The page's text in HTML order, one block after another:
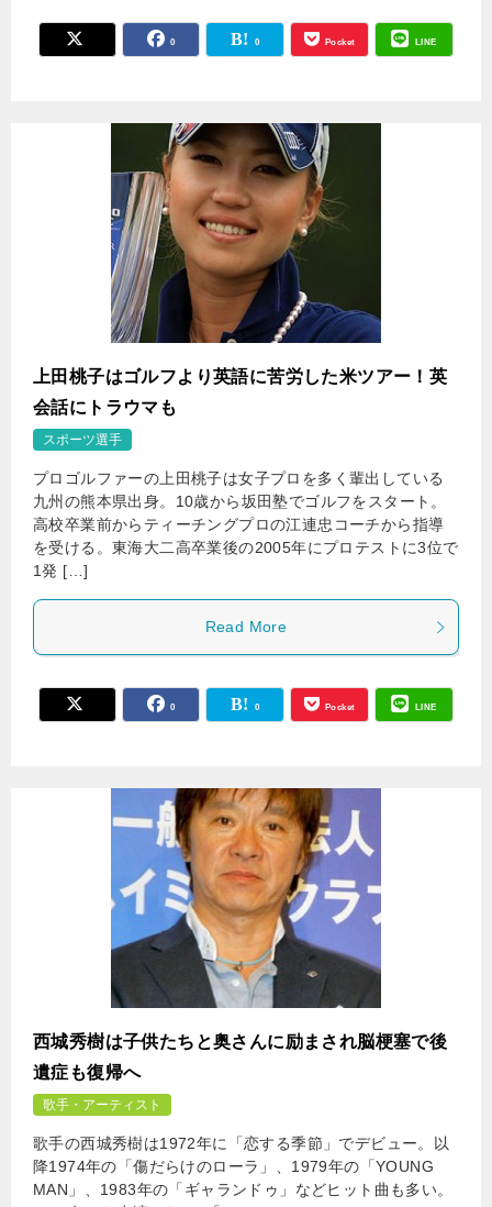
0 0 Pocket LINE
上田桃子はゴルフより英語に苦労した米ツアー！英
会話にトラウマも
スポーツ選手
プロゴルファーの上田桃子は女子プロを多く輩出している
九州の熊本県出身。10歳から坂田塾でゴルフをスタート。
高校卒業前からティーチングプロの江連忠コーチから指導
を受ける。東海大二高卒業後の2005年にプロテストに3位で
1発 […]
Read More
0 0 Pocket LINE
西城秀樹は子供たちと奥さんに励まされ脳梗塞で後
遺症も復帰へ
歌手・アーティスト
歌手の西城秀樹は1972年に「恋する季節」でデビュー。以
降1974年の「傷だらけのローラ」、1979年の「YOUNG
MAN」、1983年の「ギャランドゥ」などヒット曲も多い。